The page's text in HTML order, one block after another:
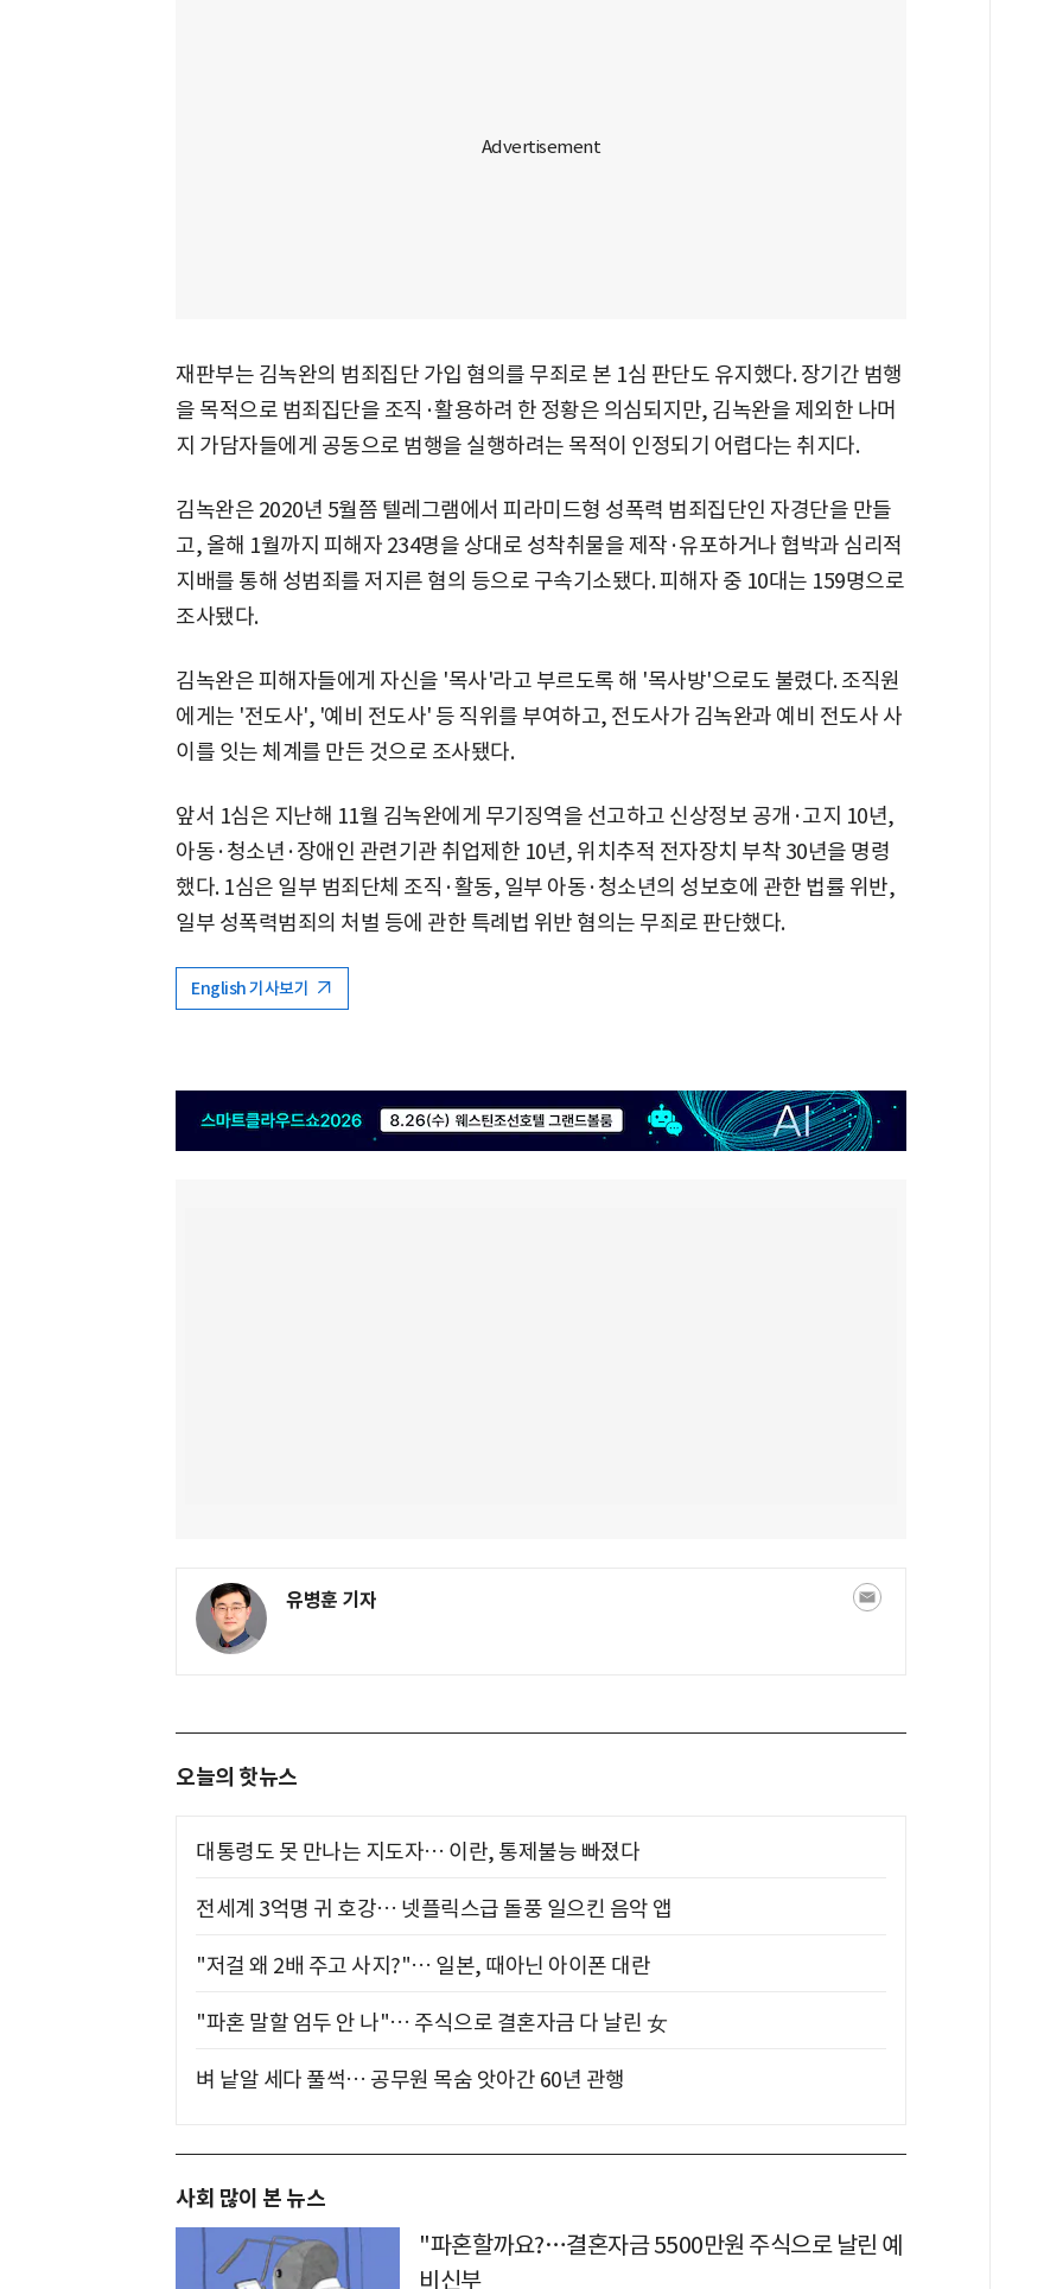
재판부는 김녹완의 범죄집단 가입 혐의를 무죄로 본 1심 판단도 유지했다. 장기간 범행
을 목적으로 범죄집단을 조직·활용하려 한 정황은 의심되지만, 김녹완을 제외한 나머
지 가담자들에게 공동으로 범행을 실행하려는 목적이 인정되기 어렵다는 취지다.
김녹완은 2020년 5월쯤 텔레그램에서 피라미드형 성폭력 범죄집단인 자경단을 만들
고, 올해 1월까지 피해자 234명을 상대로 성착취물을 제작·유포하거나 협박과 심리적
지배를 통해 성범죄를 저지른 혐의 등으로 구속기소됐다. 피해자 중 10대는 159명으로
조사됐다.
김녹완은 피해자들에게 자신을 '목사'라고 부르도록 해 '목사방'으로도 불렸다. 조직원
에게는 '전도사', '예비 전도사' 등 직위를 부여하고, 전도사가 김녹완과 예비 전도사 사
이를 잇는 체계를 만든 것으로 조사됐다.
앞서 1심은 지난해 11월 김녹완에게 무기징역을 선고하고 신상정보 공개·고지 10년,
아동·청소년·장애인 관련기관 취업제한 10년, 위치추적 전자장치 부착 30년을 명령
했다. 1심은 일부 범죄단체 조직·활동, 일부 아동·청소년의 성보호에 관한 법률 위반,
일부 성폭력범죄의 처벌 등에 관한 특례법 위반 혐의는 무죄로 판단했다.
English 기사보기
유병훈 기자
오늘의 핫뉴스
대통령도 못 만나는 지도자… 이란, 통제불능 빠졌다
전세계 3억명 귀 호강… 넷플릭스급 돌풍 일으킨 음악 앱
"저걸 왜 2배 주고 사지?"… 일본, 때아닌 아이폰 대란
"파혼 말할 엄두 안 나"… 주식으로 결혼자금 다 날린 女
벼 낱알 세다 풀썩… 공무원 목숨 앗아간 60년 관행
사회 많이 본 뉴스
"파혼할까요?…결혼자금 5500만원 주식으로 날린 예
비신부